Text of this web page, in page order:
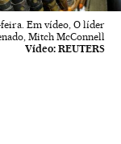
Em vídeo, O líder
Mitch McConnell
Vídeo: REUTERS